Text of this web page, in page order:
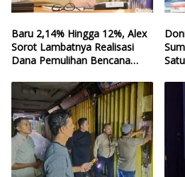
Baru 2,14% Hingga 12%, Alex
Sorot Lambatnya Realisasi
Dana Pemulihan Bencana